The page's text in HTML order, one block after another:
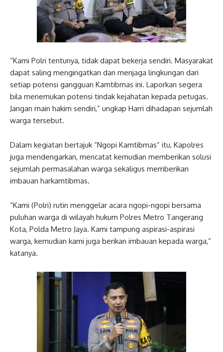
“Kami Polri tentunya, tidak dapat bekerja sendiri. Masyarakat
dapat saling mengingatkan dan menjaga lingkungan dari
setiap potensi gangguan Kamtibmas ini. Laporkan segera
bila menemukan potensi tindak kejahatan kepada petugas.
Jangan main hakim sendiri,” ungkap Harri dihadapan sejumlah
warga tersebut.
Dalam kegiatan bertajuk “Ngopi Kamtibmas” itu, Kapolres
juga mendengarkan, mencatat kemudian memberikan solusi
sejumlah permasalahan warga sekaligus memberikan
imbauan harkamtibmas.
“Kami (Polri) rutin menggelar acara ngopi-ngopi bersama
puluhan warga di wilayah hukum Polres Metro Tangerang
Kota, Polda Metro Jaya. Kami tampung aspirasi-aspirasi
warga, kemudian kami juga berikan imbauan kepada warga,”
katanya.